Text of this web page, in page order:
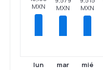
MXN
lun
MXN
mar
MXN
mié